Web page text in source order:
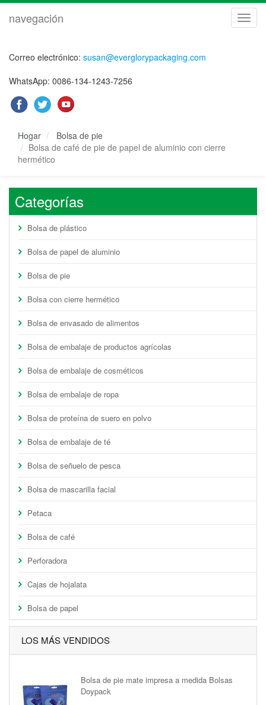
navegación
Correo electrónico: susan@everglorypackaging.com
WhatsApp: 0086-134-1243-7256
Hogar
Bolsa de pie
Bolsa de café de pie de papel de aluminio con cierre
hermético
Categorías
Bolsa de plástico
Bolsa de papel de aluminio
Bolsa de pie
Bolsa con cierre hermético
Bolsa de envasado de alimentos
Bolsa de embalaje de productos agrícolas
Bolsa de embalaje de cosméticos
Bolsa de embalaje de ropa
Bolsa de proteína de suero en polvo
Bolsa de embalaje de té
Bolsa de señuelo de pesca
Bolsa de mascarilla facial
Petaca
Bolsa de café
Perforadora
Cajas de hojalata
Bolsa de papel
LOS MÁS VENDIDOS
Bolsa de pie mate impresa a medida Bolsas
Doypack